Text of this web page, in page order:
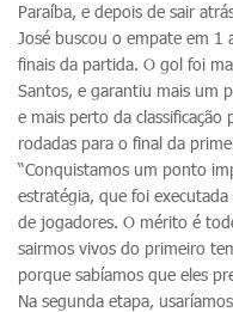
Paraíba, e depois de sair
José buscou o empate em
finais da partida. O gol foi
Santos, e garantiu mais um
e mais perto da classificação
rodadas para o final da
“Conquistamos um ponto
estratégia, que foi
de jogadores. O mérito é
sairmos vivos do primeiro
porque sabíamos que eles
Na segunda etapa,